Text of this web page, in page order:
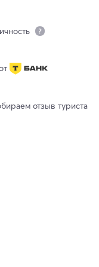
отзыв туриста